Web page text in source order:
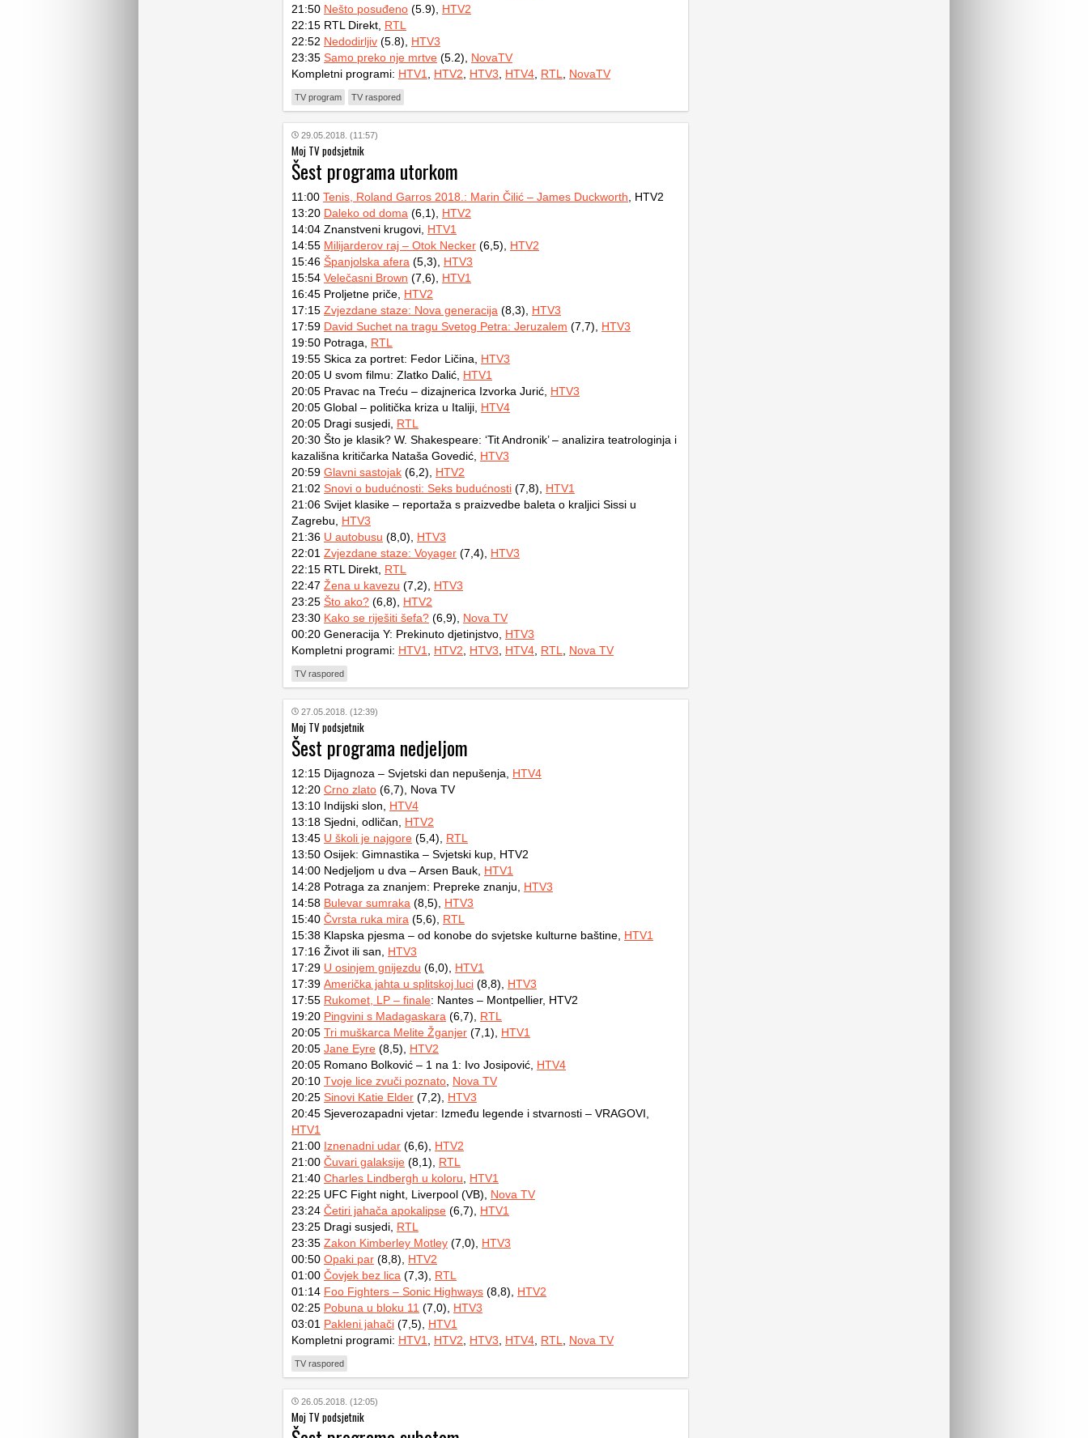
21:50 Nešto posuđeno (5.9), HTV2
22:15 RTL Direkt, RTL
22:52 Nedodirljiv (5.8), HTV3
23:35 Samo preko nje mrtve (5.2), NovaTV
Kompletni programi: HTV1 HTV2 HTV3 HTV4 RTL NovaTV
TV program TV raspored
29.05.2018. (11:57)
Moj TV podsjetnik
Šest programa utorkom
11:00 Tenis, Roland Garros 2018.: Marin Čilić – James Duckworth , HTV2
13:20 Daleko od doma (6,1), HTV2
14:04 Znanstveni krugovi, HTV1
14:55 Milijarderov raj – Otok Necker (6,5), HTV2
15:46 Španjolska afera (5,3), HTV3
15:54 Velečasni Brown (7,6), HTV1
16:45 Proljetne priče, HTV2
17:15 Zvjezdane staze: Nova generacija (8,3), HTV3
17:59 David Suchet na tragu Svetog Petra: Jeruzalem (7,7), HTV3
19:50 Potraga, RTL
19:55 Skica za portret: Fedor Ličina, HTV3
20:05 U svom filmu: Zlatko Dalić, HTV1
20:05 Pravac na Treću – dizajnerica Izvorka Jurić, HTV3
20:05 Global – politička kriza u Italiji, HTV4
20:05 Dragi susjedi, RTL
20:30 Što je klasik? W. Shakespeare: ‘Tit Andronik’ – analizira teatrologinja i
kazališna kritičarka Nataša Govedić, HTV3
20:59 Glavni sastojak (6,2), HTV2
21:02 Snovi o budućnosti: Seks budućnosti (7,8), HTV1
21:06 Svijet klasike – reportaža s praizvedbe baleta o kraljici Sissi u
Zagrebu, HTV3
21:36 U autobusu (8,0), HTV3
22:01 Zvjezdane staze: Voyager (7,4), HTV3
22:15 RTL Direkt, RTL
22:47 Žena u kavezu (7,2), HTV3
23:25 Što ako? (6,8), HTV2
23:30 Kako se riješiti šefa? (6,9), Nova TV
00:20 Generacija Y: Prekinuto djetinjstvo, HTV3
Kompletni programi: HTV1 HTV2 HTV3 HTV4 RTL Nova TV
TV raspored
27.05.2018. (12:39)
Moj TV podsjetnik
Šest programa nedjeljom
12:15 Dijagnoza – Svjetski dan nepušenja, HTV4
12:20 Crno zlato (6,7), Nova TV
13:10 Indijski slon, HTV4
13:18 Sjedni, odličan, HTV2
13:45 U školi je najgore (5,4), RTL
13:50 Osijek: Gimnastika – Svjetski kup, HTV2
14:00 Nedjeljom u dva – Arsen Bauk, HTV1
14:28 Potraga za znanjem: Prepreke znanju, HTV3
14:58 Bulevar sumraka (8,5), HTV3
15:40 Čvrsta ruka mira (5,6), RTL
15:38 Klapska pjesma – od konobe do svjetske kulturne baštine, HTV1
17:16 Život ili san, HTV3
17:29 U osinjem gnijezdu (6,0), HTV1
17:39 Američka jahta u splitskoj luci (8,8), HTV3
17:55 Rukomet, LP – finale: Nantes – Montpellier, HTV2
19:20 Pingvini s Madagaskara (6,7), RTL
20:05 Tri muškarca Melite Žganjer (7,1), HTV1
20:05 Jane Eyre (8,5), HTV2
20:05 Romano Bolković – 1 na 1: Ivo Josipović, HTV4
20:10 Tvoje lice zvuči poznato Nova TV
20:25 Sinovi Katie Elder (7,2), HTV3
20:45 Sjeverozapadni vjetar: Između legende i stvarnosti – VRAGOVI,
HTV1
21:00 Iznenadni udar (6,6), HTV2
21:00 Čuvari galaksije (8,1), RTL
21:40 Charles Lindbergh u koloru
HTV1
22:25 UFC Fight night, Liverpool (VB), Nova TV
23:24 Četiri jahača apokalipse (6,7), HTV1
23:25 Dragi susjedi, RTL
23:35 Zakon Kimberley Motley (7,0), HTV3
00:50 Opaki par (8,8), HTV2
01:00 Čovjek bez lica (7,3), RTL
01:14 Foo Fighters – Sonic Highways (8,8), HTV2
02:25 Pobuna u bloku 11 (7,0), HTV3
03:01 Pakleni jahači (7,5), HTV1
Kompletni programi: HTV1 HTV2 HTV3 HTV4 RTL Nova TV
TV raspored
26.05.2018. (12:05)
Moj TV podsjetnik